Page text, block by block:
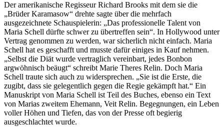
Der amerikanische Regisseur Richard Brooks mit dem sie die
„Brüder Karamasow“ drehte sagte über die mehrfach
ausgezeichnete Schauspielerin: „Das professionelle Talent von
Maria Schell dürfte schwer zu übertreffen sein“. In Hollywood unter
Vertrag genommen zu werden, war sicherlich nicht einfach. Maria
Schell hat es geschafft und musste dafür einiges in Kauf nehmen.
„Selbst die Diät wurde vertraglich vereinbart, jedes Bonbon
argwöhnisch beäugt“ schreibt Marie Theres Relin. Doch Maria
Schell traute sich auch zu widersprechen. „Sie ist die Erste, die
zugibt, dass sie gelegentlich gegen die Regie gekämpft hat.“ Ein
Manuskript von Maria Schell ist Teil des Buches, ebenso ein Text
von Marias zweitem Ehemann, Veit Relin. Begegnungen, ein Leben
voller Höhen und Tiefen, das von der Presse oft begierig
ausgeschlachtet wurde.